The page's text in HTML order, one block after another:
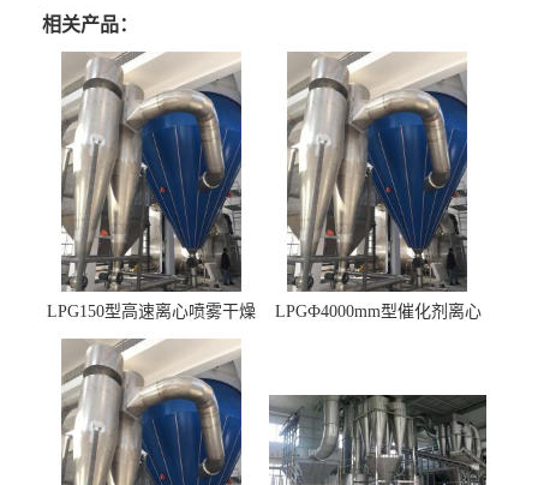
相关产品：
LPG150型高速离心喷雾干燥
机 φ2.85m
LPGФ4000mm型催化剂离心